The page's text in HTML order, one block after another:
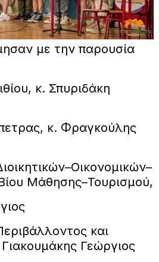
με την παρουσία
κ. Σπυριδάκη
κ. Φραγκούλης
Μάθησης–Τουρισμού,
και
Γεώργιος